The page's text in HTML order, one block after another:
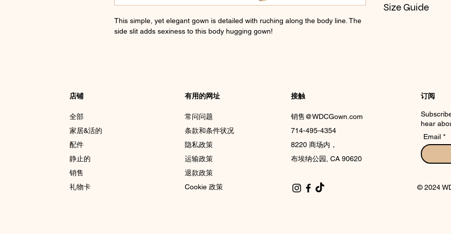
This simple, yet elegant gown is detailed with ruching along the body line. The
side slit adds sexiness to this body hugging gown!
Size Guide
店铺
全部
家居&活的
配件
静止的
销售
礼物卡
有用的网址
常问问题
条款和条件状况
隐私政策
运输政策
退款政策
Cookie 政策
接触
销售@WDCGown.com
714-495-4354
8220 商场内，
布埃纳公园, CA 90620
订阅
hear
Email
© 2024